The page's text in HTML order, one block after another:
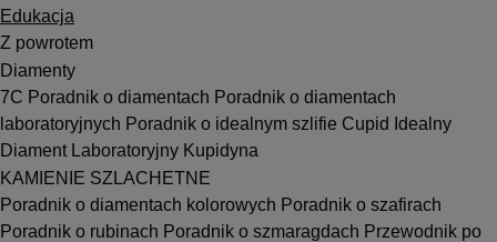
Edukacja
Z powrotem
Diamenty
7C Poradnik o diamentach Poradnik o diamentach
laboratoryjnych Poradnik o idealnym szlifie Cupid Idealny
Diament Laboratoryjny Kupidyna
KAMIENIE SZLACHETNE
Poradnik o diamentach kolorowych Poradnik o szafirach
Poradnik o rubinach Poradnik o szmaragdach Przewodnik po